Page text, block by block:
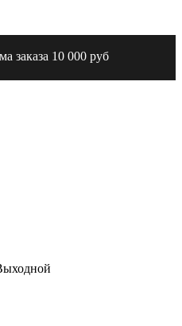
заказа 10 000 руб